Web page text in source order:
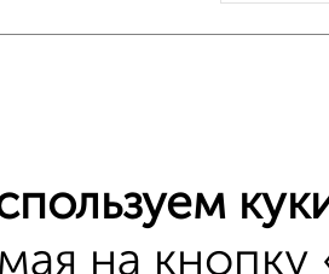
1-к
Поиск по
на кнопку